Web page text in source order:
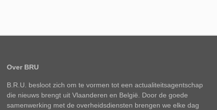
Over BRU
B.R.U. besloot zich om te vormen tot een actualiteitsagentschap
die nieuws brengt uit Vlaanderen en België. Door de goede
samenwerking met de overheidsdiensten brengen we elke dag